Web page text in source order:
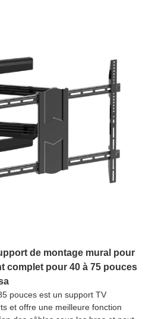
de montage mural pour
complet pour 40 à 75 pouces
pouces est un support TV
et offre une meilleure fonction